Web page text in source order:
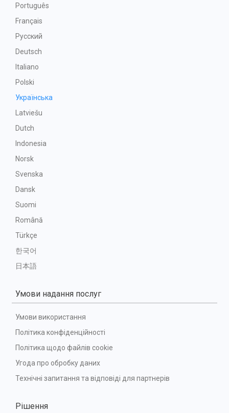
Português
Français
Русский
Deutsch
Italiano
Polski
Українська
Latviešu
Dutch
Indonesia
Norsk
Svenska
Dansk
Suomi
Română
Türkçe
한국어
日本語
Умови надання послуг
Умови використання
Політика конфіденційності
Політика щодо файлів cookie
Угода про обробку даних
Технічні запитання та відповіді для партнерів
Рішення